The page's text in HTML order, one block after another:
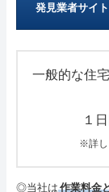
特定商取引表
ご連絡(電話,メ
カテゴリーメニ
発見業者サイ
一般的な住
１
※詳し
◎当社は 作業料金